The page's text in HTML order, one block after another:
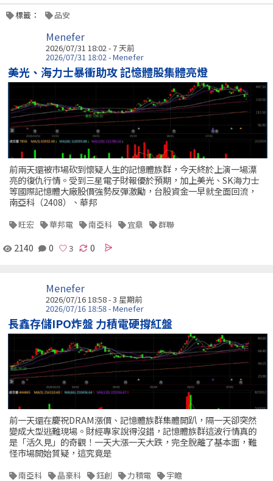
標籤： 品安
Menefer
2026/07/31 18:02 - 7 天前
2026/07/31 18:02 - Menefer
美光、海力士暴衝助攻 記憶體股集體亮燈
前兩天還被市場砍到懷疑人生的記憶體族群，今天終於上演一場漂
亮的復仇行情。受到三星電子財報優於預期，加上美光、SK海力士
等國際記憶體大廠股價強勢反彈激勵，台股資金一早就全面回流，
南亞科（2408）、華邦
旺宏 華邦電 南亞科 宜鼎 群聯
2140 0 0
Menefer
2026/07/16 18:58 - 3 星期前
2026/07/16 18:58 - Menefer
長鑫存儲IPO炸盤 力積電硬撐紅盤
前一天還在慶祝DRAM漲價、記憶體族群集體開趴，隔一天卻突然
變成大型逃難現場。財經專家說得沒錯，記憶體族群這波行情真的
是「活久見」的奇觀！一天大漲一天大跌，完全脫離了基本面，難
怪市場開始質疑，這究竟是
南亞科 晶豪科 鈺創 力積電 宇瞻